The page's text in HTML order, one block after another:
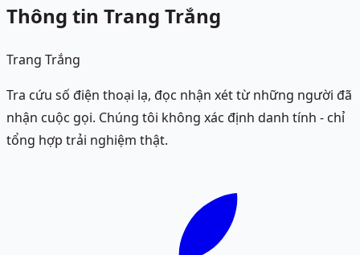
Thông tin Trang Trắng
Trang Trắng
Tra cứu số điện thoại lạ, đọc nhận xét từ những người đã
nhận cuộc gọi. Chúng tôi không xác định danh tính - chỉ
tổng hợp trải nghiệm thật.